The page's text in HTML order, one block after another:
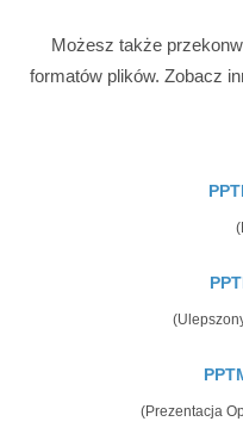
Możesz także
formatów plików. Zobacz
(Prezentacja